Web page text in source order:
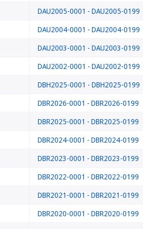
DAU2005-0001 - DAU2005-0199
DAU2004-0001 - DAU2004-0199
DAU2003-0001 - DAU2003-0199
DAU2002-0001 - DAU2002-0199
DBH2025-0001 - DBH2025-0199
DBR2026-0001 - DBR2026-0199
DBR2025-0001 - DBR2025-0199
DBR2024-0001 - DBR2024-0199
DBR2023-0001 - DBR2023-0199
DBR2022-0001 - DBR2022-0199
DBR2021-0001 - DBR2021-0199
DBR2020-0001 - DBR2020-0199